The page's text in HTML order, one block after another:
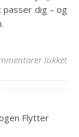
dig – og
lukkettil
Flytter